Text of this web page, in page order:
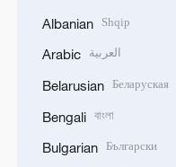
Albanian Shqip
Arabic العربية
Belarusian Беларуская
Bengali বাংলা
Bulgarian Български